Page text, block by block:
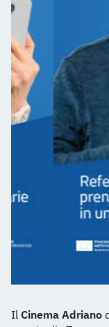
Il Cinema Adriano